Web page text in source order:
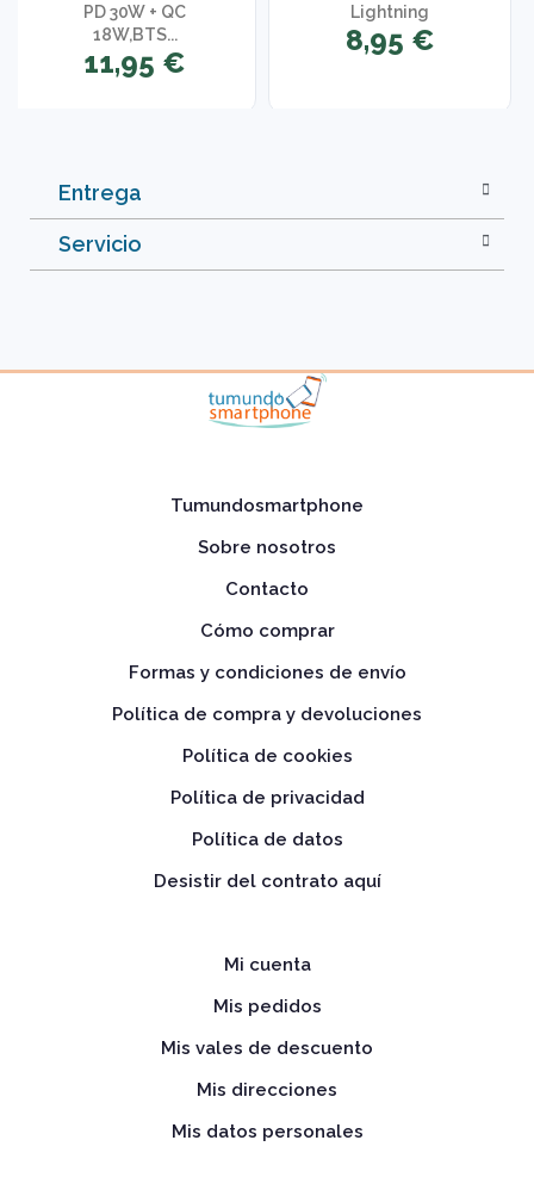
PD 30W + QC
18W,BTS...
11,95 €
Lightning
8,95 €
Entrega
Servicio
Tumundosmartphone
Sobre nosotros
Contacto
Cómo comprar
Formas y condiciones de envío
Política de compra y devoluciones
Política de cookies
Política de privacidad
Política de datos
Desistir del contrato aquí
Mi cuenta
Mis pedidos
Mis vales de descuento
Mis direcciones
Mis datos personales